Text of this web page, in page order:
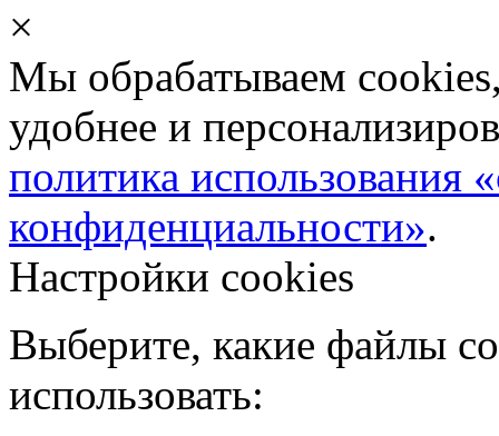
×
Мы обрабатываем
удобнее и
политика использования
конфиденциальности».
Настройки cookies
Выберите, какие файлы
использовать: